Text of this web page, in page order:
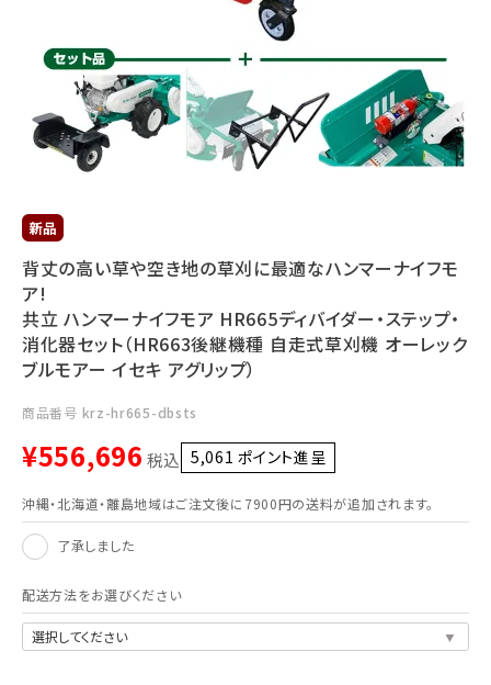
利用ガイド
メールでのお問い合わせ
FAXでのご注文
0739-72-453224時間受付
背丈の高い草や空き地の草刈に最適なハンマーナイフモ
ア!
共立 ハンマーナイフモア HR665ディバイダー・ステップ・
消化器セット（HR663後継機種 自走式草刈機 オーレック
ブルモアー イセキ アグリップ）
商品番号 krz-hr665-dbsts
¥556,696 税込 5,061 ポイント進呈 ]
沖縄・北海道・離島地域はご注文後に7900円の送料が追加されます。
了承しました
配送方法をお選びください